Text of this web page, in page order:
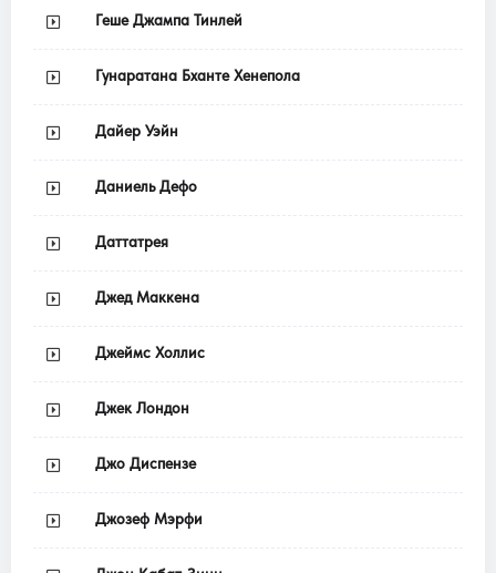
Геше Джампа Тинлей
Гунаратана Бханте Хенепола
Дайер Уэйн
Даниель Дефо
Даттатрея
Джед Маккена
Джеймс Холлис
Джек Лондон
Джо Диспензе
Джозеф Мэрфи